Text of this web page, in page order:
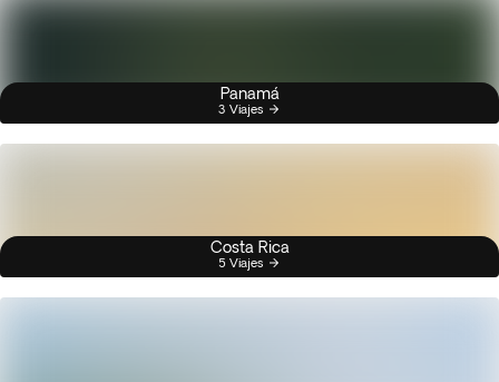
Panamá
3 Viajes
Costa Rica
5 Viajes